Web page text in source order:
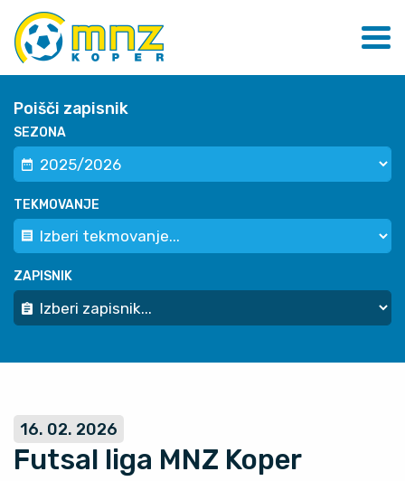
Poišči zapisnik
SEZONA
TEKMOVANJE
ZAPISNIK
16. 02. 2026
Futsal liga MNZ Koper